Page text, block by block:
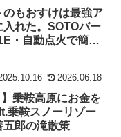
のもおすけは最強ア
入れた。SOTOバー
・自動点火で簡
2026.06.18
】乗鞍高原にお金を
乗鞍スノーリゾー
五郎の滝散策